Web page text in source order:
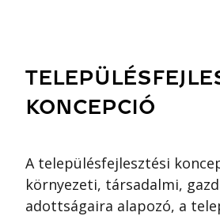
KONCEPCIÓ
A településfejlesztési
környezeti, társadalmi,
adottságaira alapozó, a